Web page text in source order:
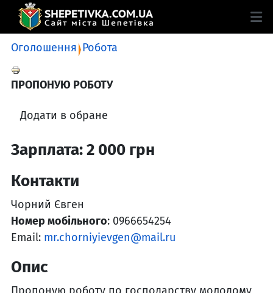
Оголошення Робота
ПРОПОНУЮ РОБОТУ
Додати в обране
Зарплата: 2 000 грн
Контакти
Чорний Євген
Номер мобільного: 0966654254
Email: mr.chorniyievgen@mail.ru
Опис
Пропоную роботу по господарству молодому